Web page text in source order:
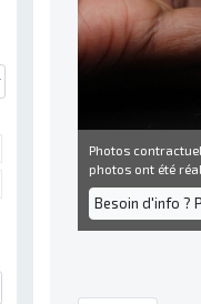
Photos
photos ont été
Besoin d'info ?